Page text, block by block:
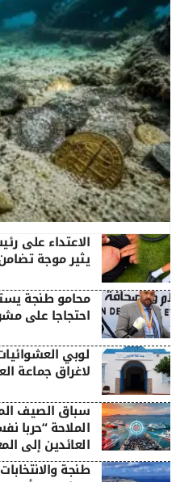
الاعتداء على
يثير موجة
محامو طنجة
احتجاجا على
لوبي
لاغراق جماعة
سباق الصيف
الملاحة “حربا
العائدين إلى
طنجة